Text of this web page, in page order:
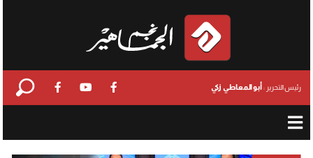
رئيس التحرير : أبو المعاطي زكي